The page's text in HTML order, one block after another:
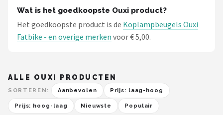
Wat is het goedkoopste Ouxi product?
Het goedkoopste product is de Koplampbeugels Ouxi
Fatbike - en overige merken voor € 5,00.
ALLE OUXI PRODUCTEN
SORTEREN: Aanbevolen Prijs: laag-hoog
Prijs: hoog-laag Nieuwste Populair